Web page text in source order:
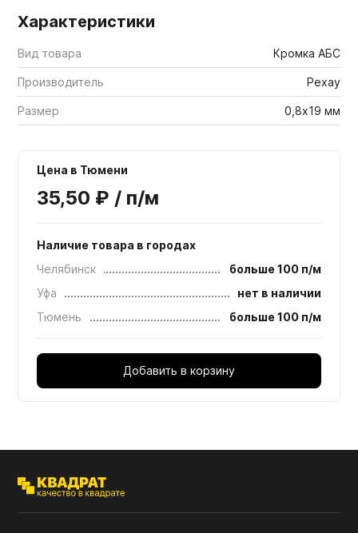
Характеристики
Вид товара Кромка АБС
Производитель Рехау
Размер 0,8х19 мм
Цена в Тюмени
35,50 ₽ / п/м
Наличие товара в городах
Челябинск
больше 100 п/м
Уфа
нет в наличии
Тюмень
больше 100 п/м
Добавить в корзину